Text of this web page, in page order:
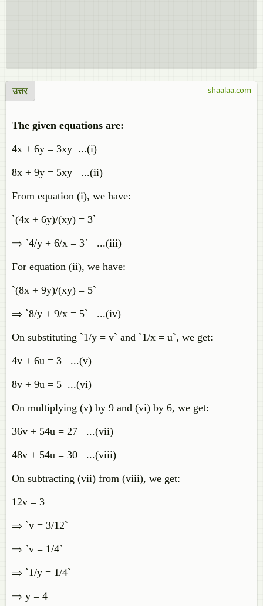
उत्तर
The given equations are:
4x + 6y = 3xy ...(i)
8x + 9y = 5xy ...(ii)
From equation (i), we have:
`(4x + 6y)/(xy) = 3`
⇒ `4/y + 6/x = 3` ...(iii)
For equation (ii), we have:
`(8x + 9y)/(xy) = 5`
⇒ `8/y + 9/x = 5` ...(iv)
On substituting `1/y = v` and `1/x = u`, we get:
4v + 6u = 3 ...(v)
8v + 9u = 5 ...(vi)
On multiplying (v) by 9 and (vi) by 6, we get:
36v + 54u = 27 ...(vii)
48v + 54u = 30 ...(viii)
On subtracting (vii) from (viii), we get:
12v = 3
⇒ `v = 3/12`
⇒ `v = 1/4`
⇒ `1/y = 1/4`
⇒ y = 4
shaalaa.com